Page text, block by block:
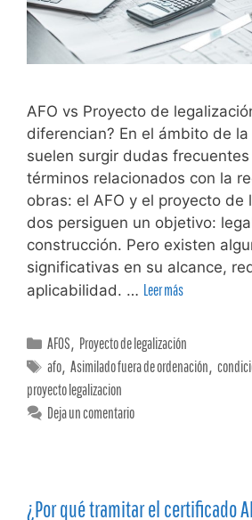
AFO vs Proyecto de
diferencian? En el ámbito de
suelen surgir dudas
términos relacionados con la
obras: el AFO y el proyecto de
dos persiguen un objetivo:
construcción. Pero existen
significativas en su alcance,
aplicabilidad. … Leer más
AFOS, Proyecto de legalización
afo,Asimilado fuera de ordenación,
proyecto legalizacion
Deja un comentario
¿Por qué tramitar el certificado